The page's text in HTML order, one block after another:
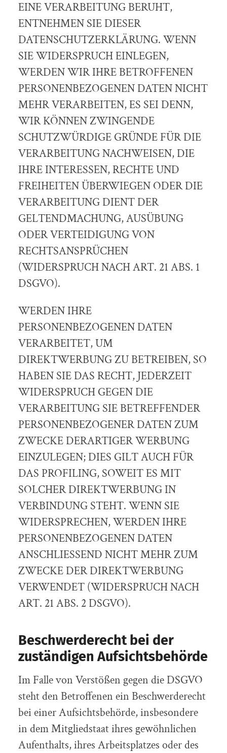
EINE VERARBEITUNG BERUHT,
ENTNEHMEN SIE DIESER
DATENSCHUTZERKLÄRUNG. WENN
SIE WIDERSPRUCH EINLEGEN,
WERDEN WIR IHRE BETROFFENEN
PERSONENBEZOGENEN DATEN NICHT
MEHR VERARBEITEN, ES SEI DENN,
WIR KÖNNEN ZWINGENDE
SCHUTZWÜRDIGE GRÜNDE FÜR DIE
VERARBEITUNG NACHWEISEN, DIE
IHRE INTERESSEN, RECHTE UND
FREIHEITEN ÜBERWIEGEN ODER DIE
VERARBEITUNG DIENT DER
GELTENDMACHUNG, AUSÜBUNG
ODER VERTEIDIGUNG VON
RECHTSANSPRÜCHEN
(WIDERSPRUCH NACH ART. 21 ABS. 1
DSGVO).
WERDEN IHRE
PERSONENBEZOGENEN DATEN
VERARBEITET, UM
DIREKTWERBUNG ZU BETREIBEN, SO
HABEN SIE DAS RECHT, JEDERZEIT
WIDERSPRUCH GEGEN DIE
VERARBEITUNG SIE BETREFFENDER
PERSONENBEZOGENER DATEN ZUM
ZWECKE DERARTIGER WERBUNG
EINZULEGEN; DIES GILT AUCH FÜR
DAS PROFILING, SOWEIT ES MIT
SOLCHER DIREKTWERBUNG IN
VERBINDUNG STEHT. WENN SIE
WIDERSPRECHEN, WERDEN IHRE
PERSONENBEZOGENEN DATEN
ANSCHLIESSEND NICHT MEHR ZUM
ZWECKE DER DIREKTWERBUNG
VERWENDET (WIDERSPRUCH NACH
ART. 21 ABS. 2 DSGVO).
Beschwerde­recht bei der
zuständigen Aufsichts­behörde
Im Falle von Verstößen gegen die DSGVO
steht den Betroffenen ein Beschwerderecht
bei einer Aufsichtsbehörde, insbesondere
in dem Mitgliedstaat ihres gewöhnlichen
Aufenthalts, ihres Arbeitsplatzes oder des